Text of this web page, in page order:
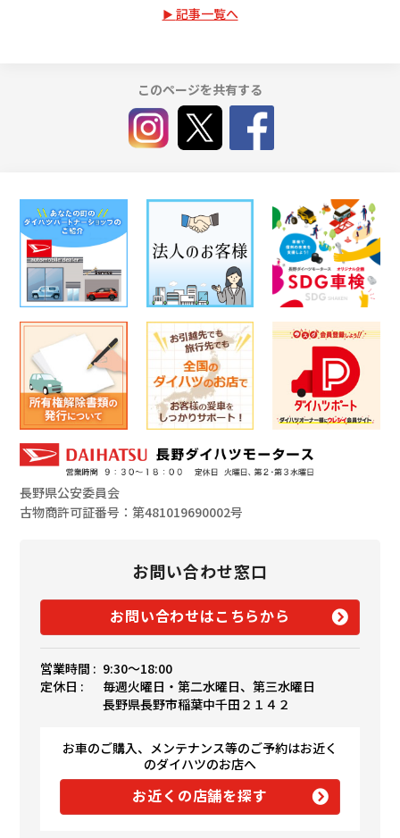
記事一覧へ
このページを共有する
長野県公安委員会
古物商許可証番号：第481019690002号
お問い合わせ窓口
お問い合わせはこちらから
営業時間 : 9:30〜18:00
定休日 :
毎週火曜日・第二水曜日、第三水曜日
長野県長野市稲葉中千田２１４２
お車のご購入、メンテナンス等のご予約はお近く
のダイハツのお店へ
お近くの店舗を探す